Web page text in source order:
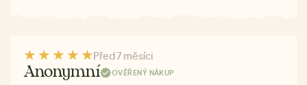
Před 7 měsíci
Anonymní OVĚŘENÝ NÁKUP